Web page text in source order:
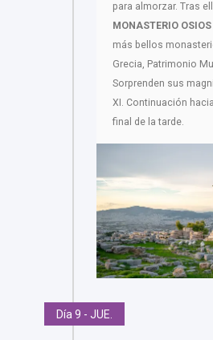
para almorzar. Tras
MONASTERIO
más bellos
Grecia, Patrimonio
Sorprenden sus
XI. Continuación hacia
final de la tarde.
Día 9 - JUE.